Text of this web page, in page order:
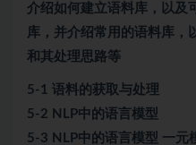
介绍如何建立语料库，以及
库，并介绍常用的语料库，
和其处理思路等
5-1 语料的获取与处理
5-2 NLP中的语言模型
5-3 NLP中的语言模型 一元